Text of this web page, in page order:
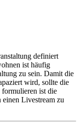
definiert
ist häufig
zu sein. Damit die
wird, sollte die
ist die
Livestream zu